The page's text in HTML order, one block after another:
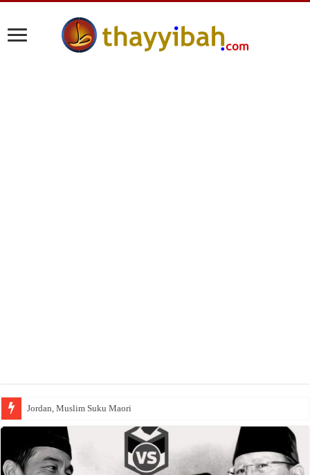
Jordan, Muslim Suku Maori